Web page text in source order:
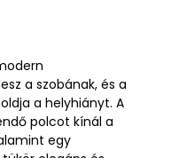
a szobának, és a
a helyhiányt. A
polcot kínál a
egy